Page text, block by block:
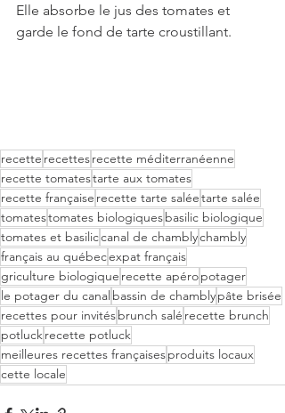
Elle absorbe le jus des tomates et
garde le fond de tarte croustillant.
recette recettesrecette méditerranéenne
recette tomatestarte aux tomates
recette française recette tarte saléetarte salée
tomatestomates biologiquesbasilic biologique
tomates et basiliccanal de chamblychambly
français au québecexpat français
griculture biologique recette apéropotager
le potager du canal bassin de chamblypâte brisée
recettes pour invitésbrunch salé recette brunch
potluckrecette potluck
meilleures recettes françaisesproduits locaux
cette locale